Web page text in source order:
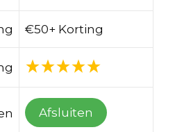
€50+ Korting
Afsluiten